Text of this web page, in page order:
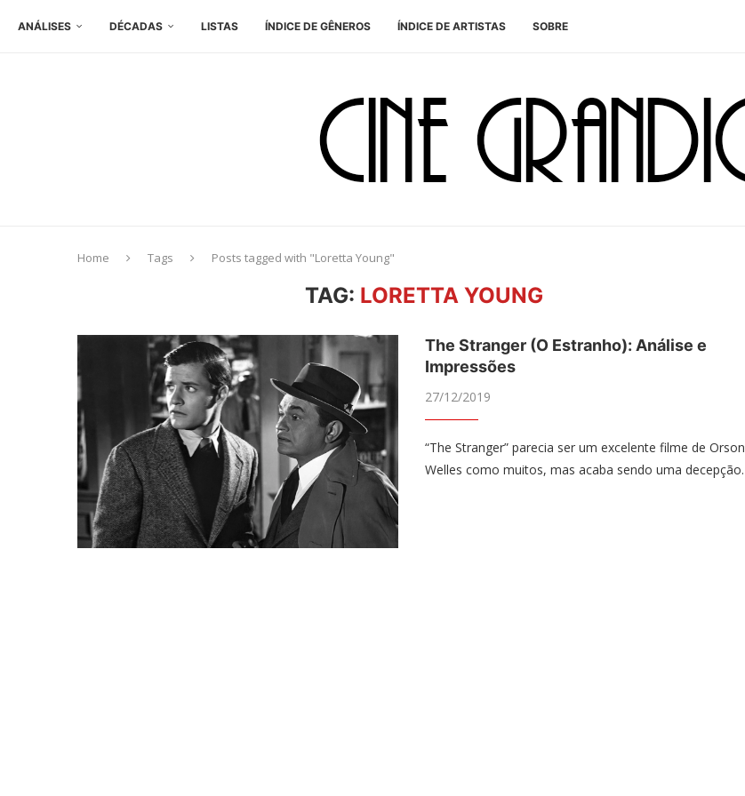
ANÁLISES DÉCADAS LISTAS ÍNDICE DE GÊNEROS ÍNDICE DE ARTISTAS SOBRE
Home Tags Posts tagged with "Loretta Young"
TAG: LORETTA YOUNG
The Stranger (O Estranho): Análise e
Impressões
27/12/2019
“The Stranger” parecia ser um excelente filme de Orson
Welles como muitos, mas acaba sendo uma decepção.